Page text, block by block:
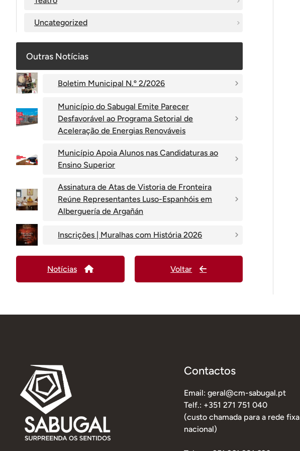
Uncategorized
Outras Notícias
Boletim Municipal N.º 2/2026
Município do Sabugal Emite Parecer
Desfavorável ao Programa Setorial de
Aceleração de Energias Renováveis
Município Apoia Alunos nas Candidaturas ao
Ensino Superior
Assinatura de Atas de Vistoria de Fronteira
Reúne Representantes Luso-Espanhóis em
Alberguería de Argañán
Inscrições | Muralhas com História 2026
Notícias Voltar
Contactos
Email: geral@cm-sabugal.pt
Telf.: +351 271 751 040
(custo chamada para a rede fixa
nacional)